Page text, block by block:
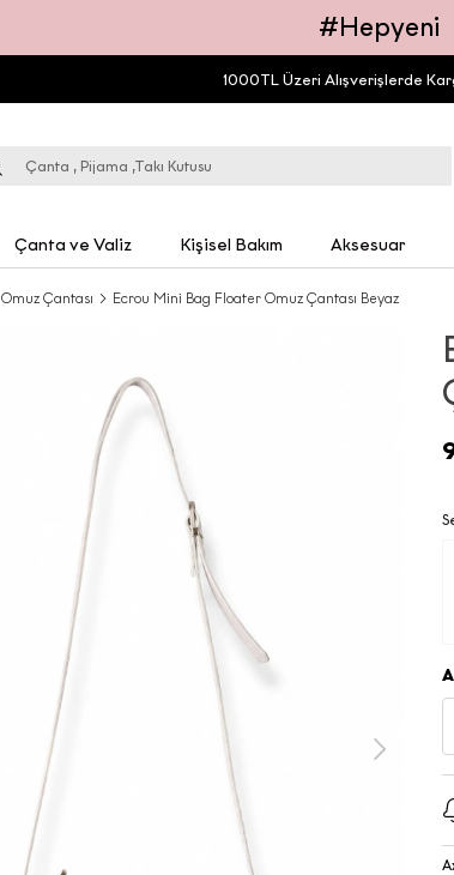
#Hepyeni
1000TL Üzeri Alışverişlerde
Çanta ve Valiz Kişisel Bakım Aksesuar
Omuz Çantası Ecrou Mini Bag Floater Omuz Çantası Beyaz